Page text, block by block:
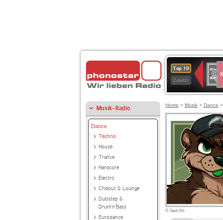
Top 10
Zuletzt
80er
90er
Musik-Radio
Dance
Techno
House
Trance
Hardcore
Electro
Chillout & Lounge
Dubstep &
Drum'n'Bass
Eurodance
Home > Musik > Dance >
© laut.fm